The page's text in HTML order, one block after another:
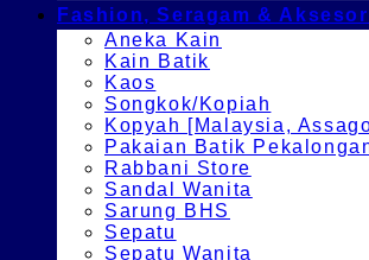
Fashion, Seragam &
Aneka Kain
Kain Batik
Kaos
Songkok/Kopiah
Kopyah [Malaysia,
Pakaian Batik
Rabbani Store
Sandal Wanita
Sarung BHS
Sepatu
Sepatu Wanita